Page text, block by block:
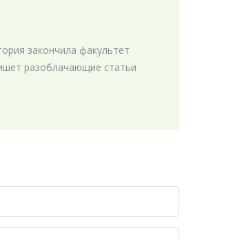
закончила факультет
разоблачающие статьи